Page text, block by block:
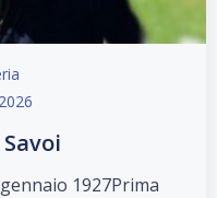
1927Prima